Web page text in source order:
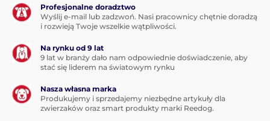
automatycznie aktywuje się, gdy otoczenie staje się
ciemne
zwierzęta domowe
Autoładowanie:gdy moc jest niska, EBO
automatycznie wraca do stacji ładowania, więc
nigdy nie musisz się martwić, że zabraknie mu
mocy
Zdolność adaptacyjna: EBO jest zaprogramowany
Profesjonalne doradztwo
Wyślij e-mail lub zadzwoń. Nasi pracownicy chętnie doradzą
i rozwieją Twoje wszelkie wątpliwości.
Na rynku od 9 lat
9 lat w branży dało nam odpowiednie doświadczenie, aby
stać się liderem na światowym rynku
Nasza własna marka
Produkujemy i sprzedajemy niezbędne artykuły dla
zwierzaków oraz smart produkty marki Reedog.